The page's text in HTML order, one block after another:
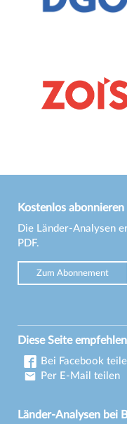
Kostenlos abonnieren
Die Länder-Analysen
PDF.
Zum Abonnement
Diese Seite empfehlen
Bei Facebook
Per E-Mail teilen
Länder-Analysen bei